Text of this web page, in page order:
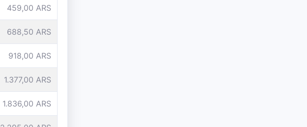
459,00 ARS
688,50 ARS
918,00 ARS
1.377,00 ARS
1.836,00 ARS